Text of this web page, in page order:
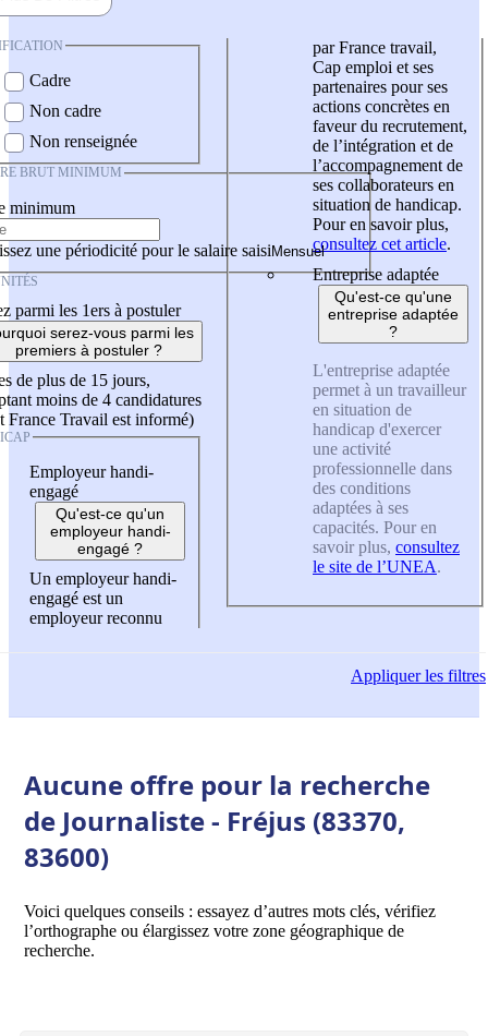
Cadre
Non cadre
Non renseignée
BRUT MINIMUM
minimum
une périodicité pour le salaire saisi
parmi les 1ers à postuler
serez-vous parmi les
premiers à postuler ?
de plus de 15 jours,
moins de 4 candidatures
France Travail est informé)
Employeur handi-
engagé
Qu'est-ce qu'un
employeur handi-
engagé ?
Un employeur handi-
engagé est un
employeur reconnu
par France travail,
Cap emploi et ses
partenaires pour ses
actions concrètes en
faveur du recrutement,
de l’intégration et de
l’accompagnement de
ses collaborateurs en
situation de handicap.
Pour en savoir plus,
consultez cet article.
Entreprise adaptée
Qu'est-ce qu'une
entreprise adaptée
?
L'entreprise adaptée
permet à un travailleur
en situation de
handicap d'exercer
une activité
professionnelle dans
des conditions
adaptées à ses
capacités. Pour en
savoir plus, consultez
le site de l’UNEA.
Appliquerles filtres
Aucune offre pour la recherche
de Journaliste - Fréjus (83370,
83600)
Voici quelques conseils : essayez d’autres mots clés, vérifiez
l’orthographe ou élargissez votre zone géographique de
recherche.